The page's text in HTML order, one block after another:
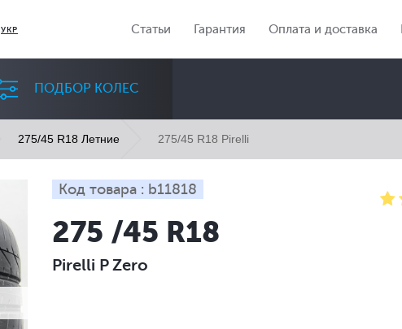
УКР Статьи Гарантия Оплата и доставка
ПОДБОР КОЛЕС
Диаметр
Все
Сезон
275/45 R18 Летние 275/45 R18 Pirelli
Код товара : b11818
275 /45 R18
Pirelli P Zero